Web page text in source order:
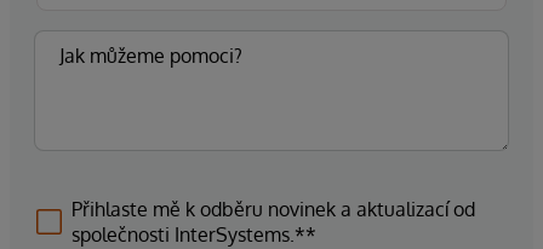
Přihlaste mě k odběru novinek a aktualizací od
společnosti InterSystems.**